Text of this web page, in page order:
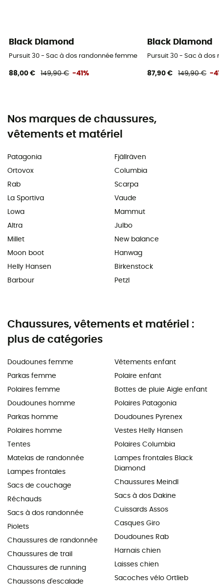
Black Diamond
Pursuit 30 - Sac à dos randonnée femme
88,00 € 149,90 € -41%
Black Diamond
Pursuit 30 - Sac à
87,90 € 149,90 € -
Nos marques de chaussures,
vêtements et matériel
Patagonia
Ortovox
Rab
La Sportiva
Lowa
Altra
Millet
Moon boot
Helly Hansen
Barbour
Fjällräven
Columbia
Scarpa
Vaude
Mammut
Julbo
New balance
Hanwag
Birkenstock
Petzl
Chaussures, vêtements et matériel :
plus de catégories
Doudounes femme
Parkas femme
Polaires femme
Doudounes homme
Parkas homme
Polaires homme
Tentes
Matelas de randonnée
Lampes frontales
Sacs de couchage
Réchauds
Sacs à dos randonnée
Piolets
Chaussures de randonnée
Chaussures de trail
Chaussures de running
Chaussons d'escalade
Vêtements enfant
Polaire enfant
Bottes de pluie Aigle enfant
Polaires Patagonia
Doudounes Pyrenex
Vestes Helly Hansen
Polaires Columbia
Lampes frontales Black
Diamond
Chaussures Meindl
Sacs à dos Dakine
Cuissards Assos
Casques Giro
Doudounes Rab
Harnais chien
Laisses chien
Sacoches vélo Ortlieb